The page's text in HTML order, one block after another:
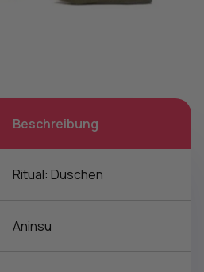
Beschreibung
Ritual: Duschen
Aninsu